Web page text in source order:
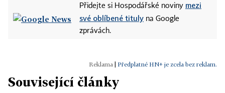
Přidejte si Hospodářské noviny mezi
své oblíbené tituly na Google
zprávách.
Předplatné HN+ je zcela bez reklam.
Související články